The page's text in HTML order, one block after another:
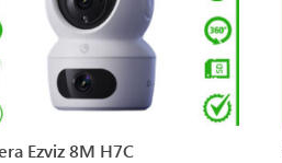
Ezviz 8M H7C